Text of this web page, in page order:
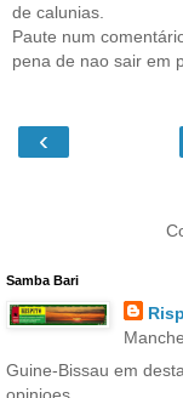
de calunias.
Paute num
pena de nao sair em
‹
Samba Bari
Guine-Bissau em